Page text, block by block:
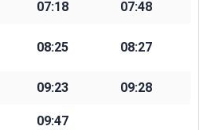
07:18 07:48
08:25 08:27
09:23 09:28
09:47